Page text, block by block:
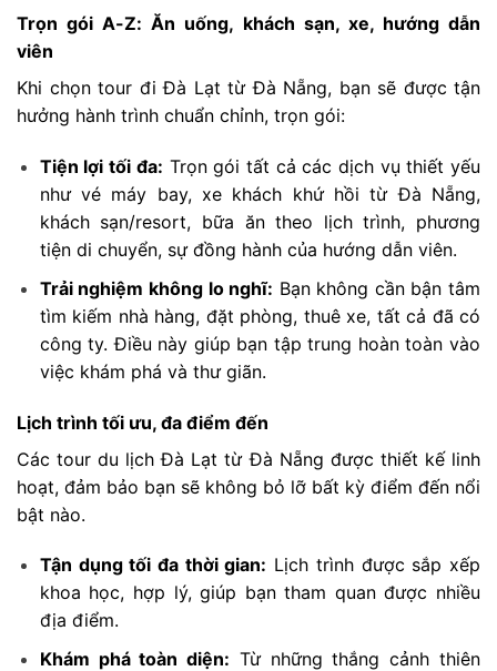
Trọn gói A-Z: Ăn uống, khách sạn, xe, hướng dẫn
viên
Khi chọn tour đi Đà Lạt từ Đà Nẵng, bạn sẽ được tận
hưởng hành trình chuẩn chỉnh, trọn gói:
Tiện lợi tối đa: Trọn gói tất cả các dịch vụ thiết yếu
như vé máy bay, xe khách khứ hồi từ Đà Nẵng,
khách sạn/resort, bữa ăn theo lịch trình, phương
tiện di chuyển, sự đồng hành của hướng dẫn viên.
Trải nghiệm không lo nghĩ: Bạn không cần bận tâm
tìm kiếm nhà hàng, đặt phòng, thuê xe, tất cả đã có
công ty. Điều này giúp bạn tập trung hoàn toàn vào
việc khám phá và thư giãn.
Lịch trình tối ưu, đa điểm đến
Các tour du lịch Đà Lạt từ Đà Nẵng được thiết kế linh
hoạt, đảm bảo bạn sẽ không bỏ lỡ bất kỳ điểm đến nổi
bật nào.
Tận dụng tối đa thời gian: Lịch trình được sắp xếp
khoa học, hợp lý, giúp bạn tham quan được nhiều
địa điểm.
Khám phá toàn diện: Từ những thắng cảnh thiên